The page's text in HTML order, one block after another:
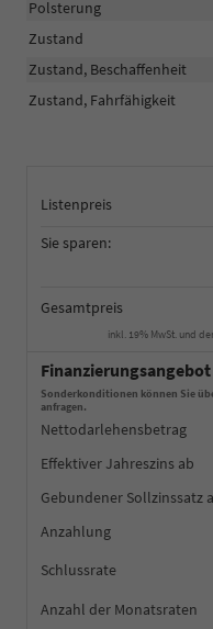
Listenpreis
Sie sparen:
Gesamtpreis
inkl. 19% MwSt. und
Finanzierungsangebot
Sonderkonditionen können Sie
anfragen.
Nettodarlehensbetrag
Effektiver Jahreszins
Gebundener Sollzinssatz
Anzahlung
Schlussrate
Anzahl der Monatsraten
Polsterung
Zustand
Zustand, Beschaffenheit
Zustand, Fahrfähigkeit